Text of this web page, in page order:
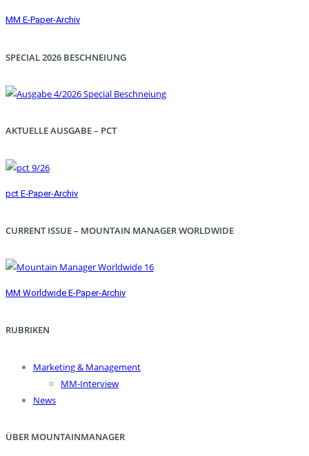
MM E-Paper-Archiv
SPECIAL 2026 BESCHNEIUNG
AKTUELLE AUSGABE – PCT
pct E-Paper-Archiv
CURRENT ISSUE – MOUNTAIN MANAGER WORLDWIDE
MM Worldwide E-Paper-Archiv
RUBRIKEN
Marketing & Management
MM-Interview
News
ÜBER MOUNTAINMANAGER